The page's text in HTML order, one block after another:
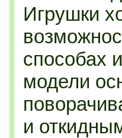
Игрушки
способах
модели
и